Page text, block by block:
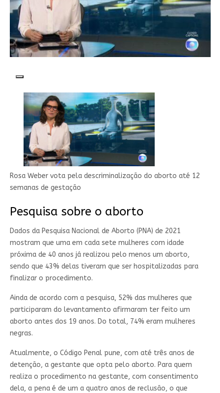
Rosa Weber vota pela descriminalização do aborto até 12
semanas de gestação
Pesquisa sobre o aborto
Dados da Pesquisa Nacional de Aborto (PNA) de 2021
mostram que uma em cada sete mulheres com idade
próxima de 40 anos já realizou pelo menos um aborto,
sendo que 43% delas tiveram que ser hospitalizadas para
finalizar o procedimento.
Ainda de acordo com a pesquisa, 52% das mulheres que
participaram do levantamento afirmaram ter feito um
aborto antes dos 19 anos. Do total, 74% eram mulheres
negras.
Atualmente, o Código Penal pune, com até três anos de
detenção, a gestante que opta pelo aborto. Para quem
realiza o procedimento na gestante, com consentimento
dela, a pena é de um a quatro anos de reclusão, o que